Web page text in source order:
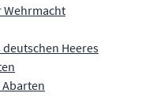
Wehrmacht
Heeres
Abarten